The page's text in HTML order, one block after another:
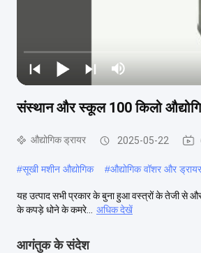
संस्थान और स्कूल 100 किलो
औद्योगिक ड्रायर 2025-05-22
#सूखी मशीन औद्योगिक #औद्योगिक वॉशर और ड्रायर
यह उत्पाद सभी प्रकार के बुना हुआ वस्त्रों के तेजी से
के कपड़े धोने के कमरे...
अधिक देखें
आगंतुक के संदेश